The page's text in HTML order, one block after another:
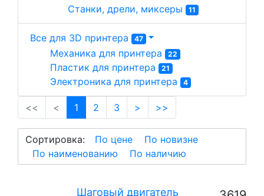
Станки, дрели, миксеры 11
Все для 3D принтера 47
Механика для принтера 22
Пластик для принтера 21
Электроника для принтера 4
<< < 1 (current)
2 3 > >>
Сортировка: По цене
По новизне
По наименованию
По наличию
Шаговый двигатель